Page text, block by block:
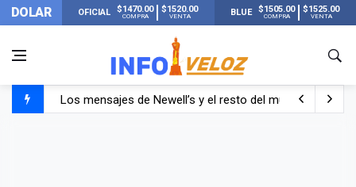
DOLAR OFICIAL $1470.00
COMPRA
$1520.00
VENTA BLUE $1505.00
COMPRA
$1525.00
VENTA
Los mensajes de Newell’s y el resto del mundo del